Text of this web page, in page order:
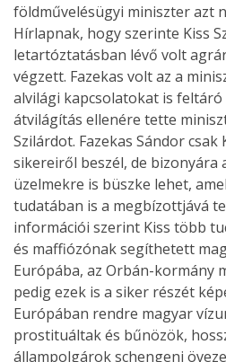
földművelésügyi miniszter azt
Hírlapnak, hogy szerinte Kiss
letartóztatásban lévő volt
végzett. Fazekas volt az a
alvilági kapcsolatokat is
átvilágítás ellenére tette
Szilárdot. Fazekas Sándor
sikereiről beszél, de bizonyára
üzelmekre is büszke lehet,
tudatában is a megbízottjává
információi szerint Kiss több
és maffiózónak segíthetett
Európába, az Orbán-kormány
pedig ezek is a siker részét
Európában rendre magyar
prostituáltak és bűnözök,
állampolgárok schengeni